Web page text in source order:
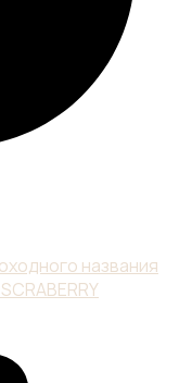
названия